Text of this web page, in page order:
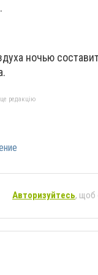
ночью
редакцію
Авторизуйтесь, щоб